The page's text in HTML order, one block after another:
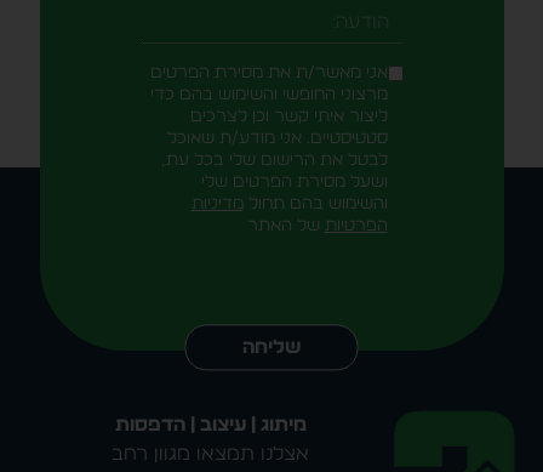
אני מאשר/ת את מסירת הפרטים
מרצוני החופשי והשימוש בהם כדי
ליצור איתי קשר וכן לצרכים
סטטיסטיים. אני מודע/ת שאוכל
לבטל את הרישום שלי בכל עת,
ושעל מסירת הפרטים שלי
והשימוש בהם תחול מדיניות
הפרטיות של האתר
שליחה
מיתוג | עיצוב | הדפסות
אצלנו תמצאו מגוון רחב